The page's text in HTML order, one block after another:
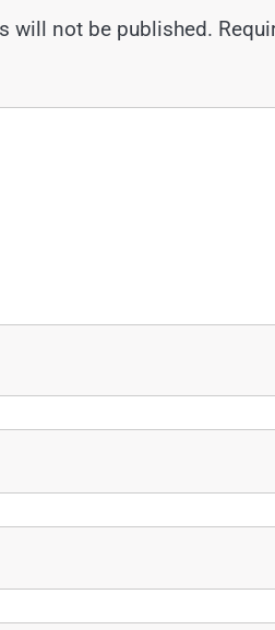
will not be published.